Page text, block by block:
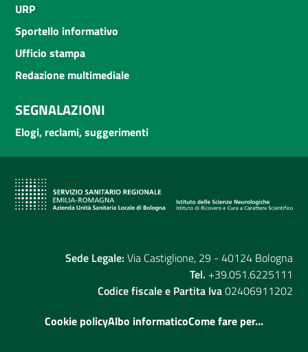
URP
Sportello informativo
Ufficio stampa
Redazione multimediale
SEGNALAZIONI
Elogi, reclami, suggerimenti
Sede Legale: Via Castiglione, 29 - 40124 Bologna
Tel. +39.051.6225111
Codice fiscale e Partita Iva02406911202
Cookie policyAlbo informaticoCome fare per...